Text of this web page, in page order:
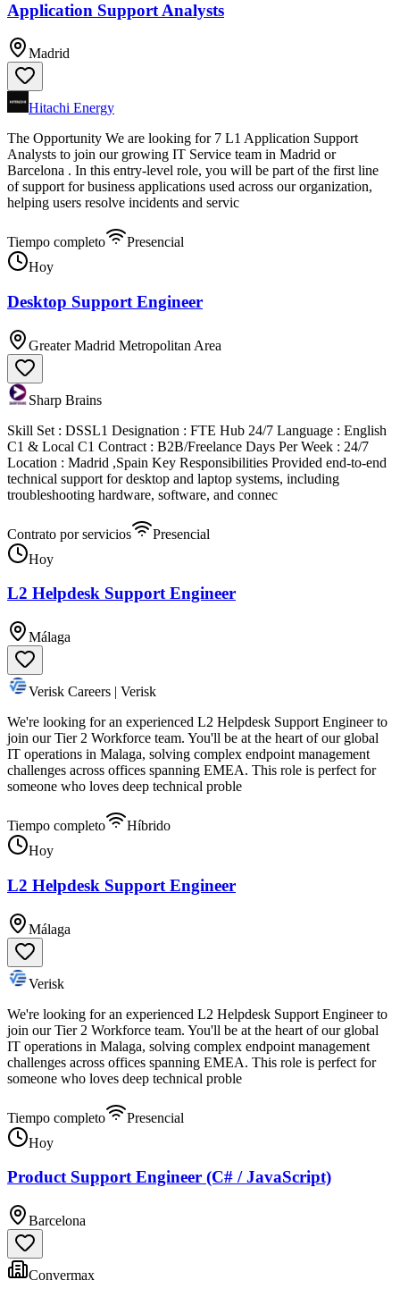
Application Support Analysts
Madrid
Hitachi Energy
The Opportunity We are looking for 7 L1 Application Support
Analysts to join our growing IT Service team in Madrid or
Barcelona . In this entry-level role, you will be part of the first line
of support for business applications used across our organization,
helping users resolve incidents and servic
Tiempo completo
Presencial
Hoy
Desktop Support Engineer
Greater Madrid Metropolitan Area
Sharp Brains
Skill Set : DSSL1 Designation : FTE Hub 24/7 Language : English
C1 & Local C1 Contract : B2B/Freelance Days Per Week : 24/7
Location : Madrid ,Spain Key Responsibilities Provided end-to-end
technical support for desktop and laptop systems, including
troubleshooting hardware, software, and connec
Contrato por servicios
Presencial
Hoy
L2 Helpdesk Support Engineer
Málaga
Verisk Careers | Verisk
We're looking for an experienced L2 Helpdesk Support Engineer to
join our Tier 2 Workforce team. You'll be at the heart of our global
IT operations in Malaga, solving complex endpoint management
challenges across offices spanning EMEA. This role is perfect for
someone who loves deep technical proble
Tiempo completo
Híbrido
Hoy
L2 Helpdesk Support Engineer
Málaga
Verisk
We're looking for an experienced L2 Helpdesk Support Engineer to
join our Tier 2 Workforce team. You'll be at the heart of our global
IT operations in Malaga, solving complex endpoint management
challenges across offices spanning EMEA. This role is perfect for
someone who loves deep technical proble
Tiempo completo
Presencial
Hoy
Product Support Engineer (C# / JavaScript)
Barcelona
Convermax